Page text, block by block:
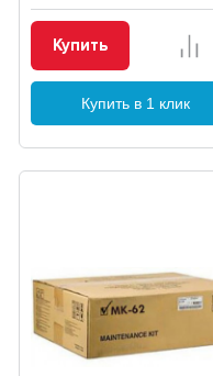
Купить
Купить в 1 клик